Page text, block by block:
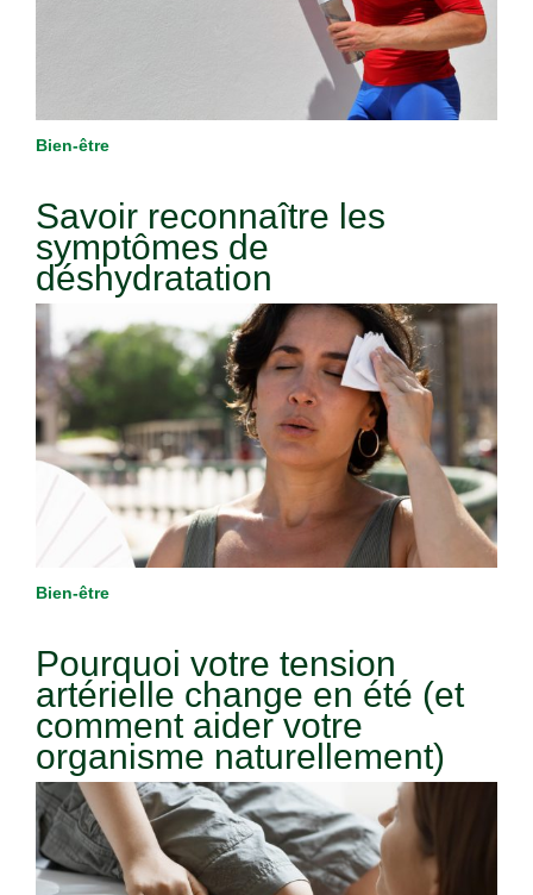
Bien-être
Savoir reconnaître les
symptômes de
déshydratation
Bien-être
Pourquoi votre tension
artérielle change en été (et
comment aider votre
organisme naturellement)